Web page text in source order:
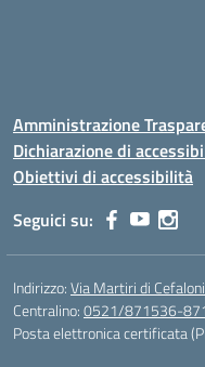
Amministrazione
Dichiarazione di
Obiettivi di accessibilità
Seguici su:
Indirizzo:Via Martiri di
Centralino:0521/871536-
Posta elettronica certificata